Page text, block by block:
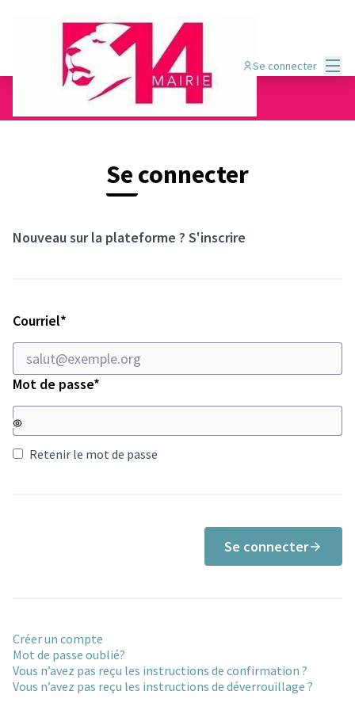
Se connecter
Se connecter
Nouveau sur la plateforme ? S'inscrire
Courriel*
Mot de passe*
Retenir le mot de passe
Se connecter
Créer un compte
Mot de passe oublié?
Vous n’avez pas reçu les instructions de confirmation ?
Vous n’avez pas reçu les instructions de déverrouillage ?